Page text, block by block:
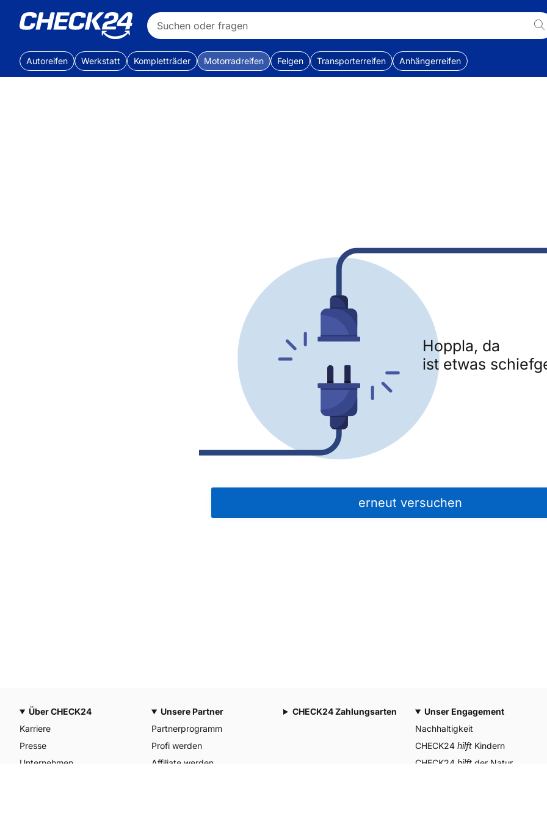
Autoreifen Werkstatt Kompletträder Motorradreifen Felgen Transporterreifen Anhängerreifen
Hoppla, da
ist etwas
erneut versuchen
Über CHECK24
Karriere
Presse
Unternehmen
Unsere Partner
Partnerprogramm
Profi werden
Affiliate werden
Unser Engagement
Nachhaltigkeit
CHECK24 hilft Kindern
CHECK24 hilft der Natur
CHECK24 Zahlungsarten